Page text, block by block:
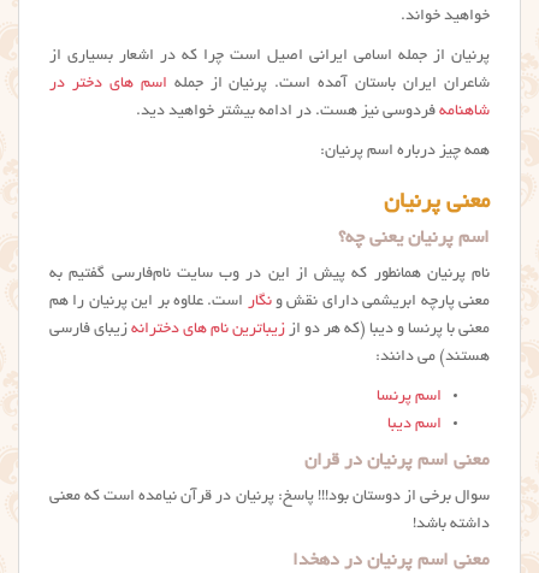
خواهید خواند.
پرنیان از جمله اسامی ایرانی اصیل است چرا که در اشعار بسیاری از
شاعران ایران باستان آمده است. پرنیان از جمله اسم های دختر در
شاهنامه فردوسی نیز هست. در ادامه بیشتر خواهید دید.
همه چیز درباره اسم پرنیان:
معنی پرنیان
اسم پرنیان یعنی چه؟
نام پرنیان همانطور که پیش از این در وب سایت نام‌فارسی گفتیم به
معنی پارچه ابریشمی دارای نقش ونگار است. علاوه بر این پرنیان را هم
معنی با پرنسا و دیبا (که هر دو از زیباترین نام های دخترانه زیبای فارسی
هستند) می دانند:
اسم پرنسا
اسم دیبا
معنی اسم پرنیان در قران
سوال برخی از دوستان بود!!! پاسخ: پرنیان در قرآن نیامده است که معنی
داشته باشد!
معنی اسم پرنیان در دهخدا